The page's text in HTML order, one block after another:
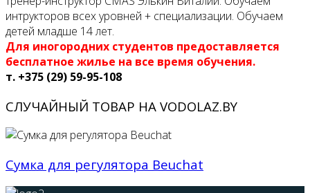
интрукторов всех уровней + специализации. Обучаем
детей младше 14 лет.
Для иногородних студентов предоставляется
бесплатное жилье на все время обучения.
т. +375 (29) 59-95-108
СЛУЧАЙНЫЙ ТОВАР НА VODOLAZ.BY
Сумка для регулятора Beuchat